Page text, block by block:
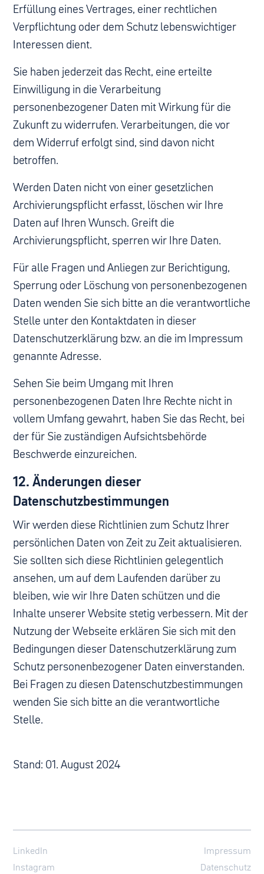
Erfüllung eines Vertrages, einer rechtlichen
Verpflichtung oder dem Schutz lebenswichtiger
Interessen dient.
Sie haben jederzeit das Recht, eine erteilte
Einwilligung in die Verarbeitung
personenbezogener Daten mit Wirkung für die
Zukunft zu widerrufen. Verarbeitungen, die vor
dem Widerruf erfolgt sind, sind davon nicht
betroffen.
Werden Daten nicht von einer gesetzlichen
Archivierungspflicht erfasst, löschen wir Ihre
Daten auf Ihren Wunsch. Greift die
Archivierungspflicht, sperren wir Ihre Daten.
Für alle Fragen und Anliegen zur Berichtigung,
Sperrung oder Löschung von personenbezogenen
Daten wenden Sie sich bitte an die verantwortliche
Stelle unter den Kontaktdaten in dieser
Datenschutzerklärung bzw. an die im Impressum
genannte Adresse.
Sehen Sie beim Umgang mit Ihren
personenbezogenen Daten Ihre Rechte nicht in
vollem Umfang gewahrt, haben Sie das Recht, bei
der für Sie zuständigen Aufsichtsbehörde
Beschwerde einzureichen.
12. Änderungen dieser
Datenschutzbestimmungen
Wir werden diese Richtlinien zum Schutz Ihrer
persönlichen Daten von Zeit zu Zeit aktualisieren.
Sie sollten sich diese Richtlinien gelegentlich
ansehen, um auf dem Laufenden darüber zu
bleiben, wie wir Ihre Daten schützen und die
Inhalte unserer Website stetig verbessern. Mit der
Nutzung der Webseite erklären Sie sich mit den
Bedingungen dieser Datenschutzerklärung zum
Schutz personenbezogener Daten einverstanden.
Bei Fragen zu diesen Datenschutzbestimmungen
wenden Sie sich bitte an die verantwortliche
Stelle.
Stand: 01. August 2024
LinkedIn
Instagram
Impressum
Datenschutz